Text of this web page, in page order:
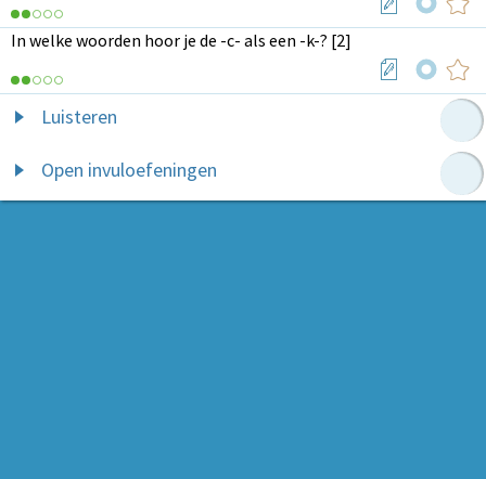
In welke woorden hoor je de -c- als een -k-? [2]
Luisteren
Open invuloefeningen